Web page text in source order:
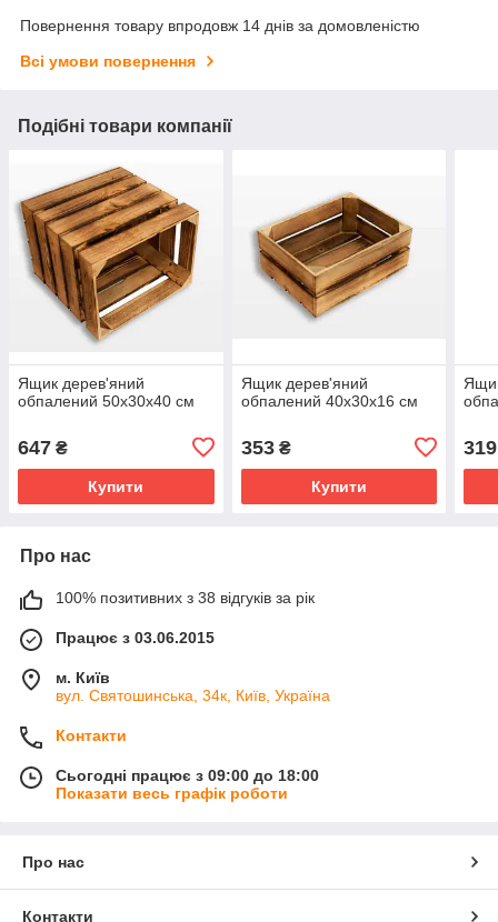
Повернення товару впродовж 14 днів за домовленістю
Всі умови повернення
Подібні товари компанії
Ящик дерев'яний
обпалений 50x30x40 см
647 ₴
Купити
Ящик дерев'яний
обпалений 40x30x16 см
353₴
Купити
319
Про нас
100% позитивних з 38 відгуків за рік
Працює з 03.06.2015
м. Київ
вул. Святошинська, 34к, Київ, Україна
Контакти
Сьогодні працює з 09:00 до 18:00
Показати весь графік роботи
Про нас
Контакти